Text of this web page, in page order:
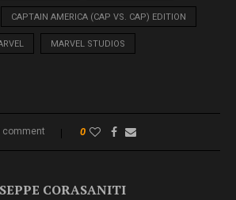
CAPTAIN AMERICA (CAP VS. CAP) EDITION
MARVEL STUDIOS
comment 0
CORASANITI